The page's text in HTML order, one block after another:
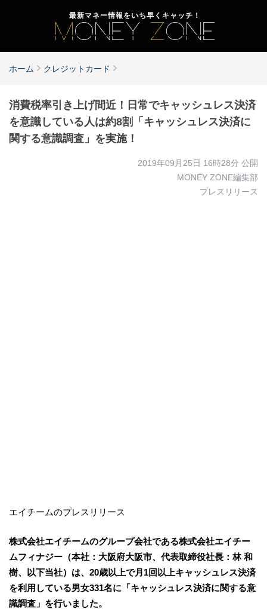
最新マネー情報をいち早くキャッチ！
ホーム クレジットカード
消費税率引き上げ間近！日常でキャッシュレス決済
を意識している人は約8割「キャッシュレス決済に
関する意識調査」を実施！
2019年09月25日 16時28分 公開
MONEY ZONE編集部
プレスリリース
エイチームのプレスリリース
株式会社エイチームのグループ会社である株式会社エイチー
ムフィナジー（本社：大阪府大阪市、代表取締役社長：林 和
樹、以下当社）は、20歳以上で月1回以上キャッシュレス決済
を利用している男女331名に「キャッシュレス決済に関する意
識調査」を行いました。